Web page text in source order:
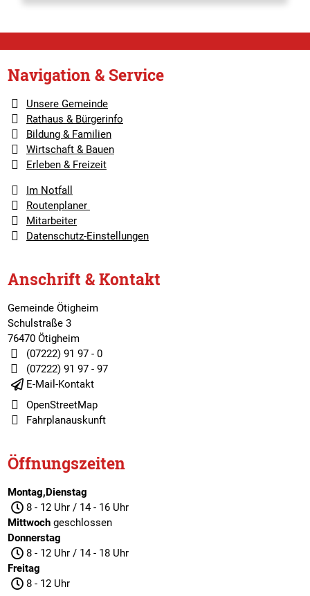
Navigation & Service
Unsere Gemeinde
Rathaus & Bürgerinfo
Bildung & Familien
Wirtschaft & Bauen
Erleben & Freizeit
Im Notfall
Routenplaner
Mitarbeiter
Datenschutz-Einstellungen
Anschrift & Kontakt
Gemeinde Ötigheim
Schulstraße 3
76470 Ötigheim
(07222) 91 97 - 0
(07222) 91 97 - 97
E-Mail-Kontakt
OpenStreetMap
Fahrplanauskunft
Öffnungszeiten
Montag,Dienstag
8 - 12 Uhr / 14 - 16 Uhr
Mittwochgeschlossen
Donnerstag
8 - 12 Uhr / 14 - 18 Uhr
Freitag
8 - 12 Uhr